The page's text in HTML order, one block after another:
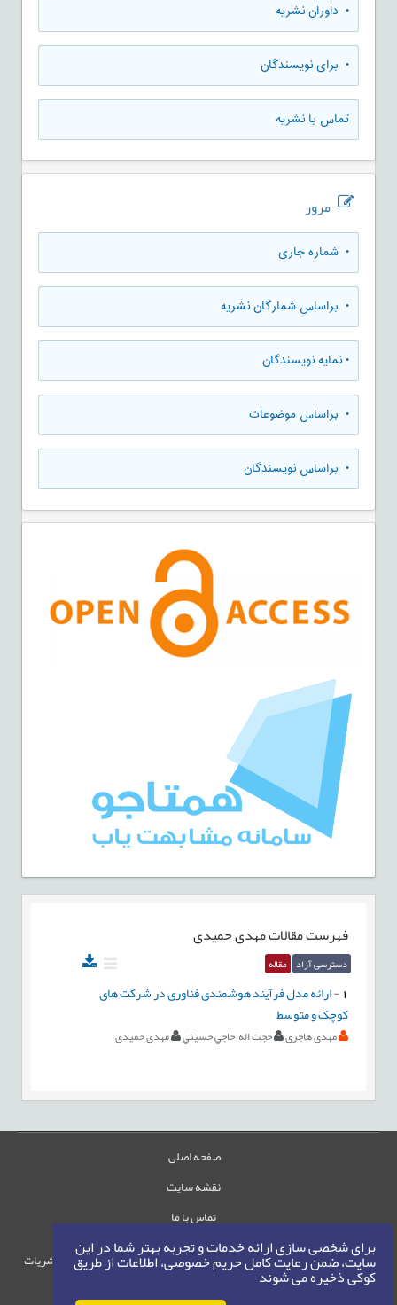
برای شخصی سازی ارائه خدمات و تجربه بهتر شما در این
سایت، ضمن رعایت کامل حریم خصوصی، اطلاعات از طریق
کوکی ذخیره می شوند
• داوران نشریه
• برای نویسندگان
تماس با نشریه
مرور
• شماره جاری
• براساس شمارگان نشریه
•نمایه نویسندگان
• براساس موضوعات
• براساس نویسندگان
فهرست مقالاتمهدی حمیدی
دسترسی آزاد مقاله
-ارائه مدل فرآیند هوشمندی فناوری در شرکت های
کوچک و متوسط
مهدی هاجری حجت اله حاجي حسيني مهدی حمیدی
صفحه اصلی
نقشه سایت
تماس با ما
حقوق این وب‌سایت متعلق به سامانه مدیریت نشریات